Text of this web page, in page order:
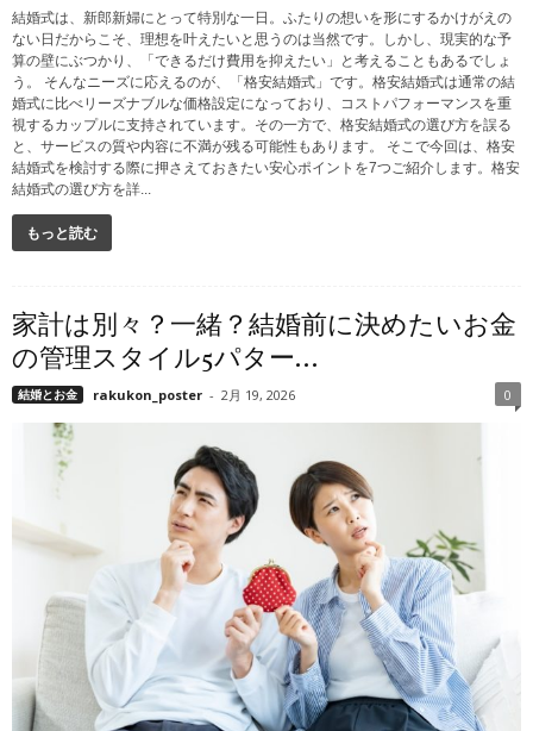
結婚式は、新郎新婦にとって特別な一日。ふたりの想いを形にするかけがえの
ない日だからこそ、理想を叶えたいと思うのは当然です。しかし、現実的な予
算の壁にぶつかり、「できるだけ費用を抑えたい」と考えることもあるでしょ
う。 そんなニーズに応えるのが、「格安結婚式」です。格安結婚式は通常の結
婚式に比べリーズナブルな価格設定になっており、コストパフォーマンスを重
視するカップルに支持されています。その一方で、格安結婚式の選び方を誤る
と、サービスの質や内容に不満が残る可能性もあります。 そこで今回は、格安
結婚式を検討する際に押さえておきたい安心ポイントを7つご紹介します。格安
結婚式の選び方を詳...
もっと読む
家計は別々？一緒？結婚前に決めたいお金
の管理スタイル5パター...
結婚とお金 rakukon_poster - 2月 19, 2026 0